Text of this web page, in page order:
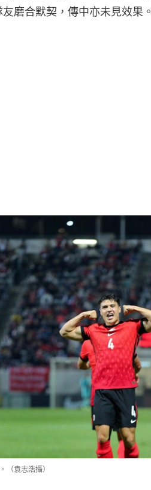
磨合默契，傳中亦未見效果。
（袁志浩攝）